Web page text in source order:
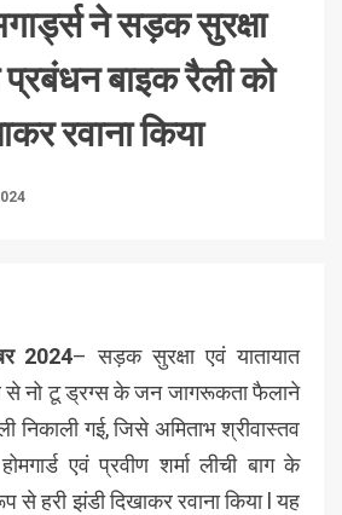
ने सड़क सुरक्षा
बाइक रैली को
रवाना किया
2024– सड़क सुरक्षा एवं यातायात
नो टू ड्रग्स के जन जागरूकता फैलाने
गई, जिसे अमिताभ श्रीवास्तव
एवं प्रवीण शर्मा लीची बाग के
हरी झंडी दिखाकर रवाना किया l यह